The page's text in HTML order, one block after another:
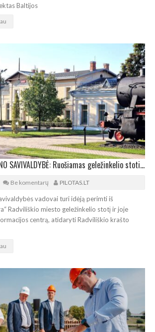
Baltijos
RADVILIŠKIO RAJONO SAVIVALDYBĖ: Ruošiamas geležinkelio stoties įveiklinimo scenarijus
Be komentarų PILOTAS.LT
vadovai turi idėją perimti iš
Radviliškio miesto geležinkelio stotį ir joje
centrą, atidaryti Radviliškio krašto